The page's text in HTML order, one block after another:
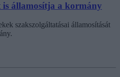
is államosítja a kormány
szakszolgáltatásai államosítását